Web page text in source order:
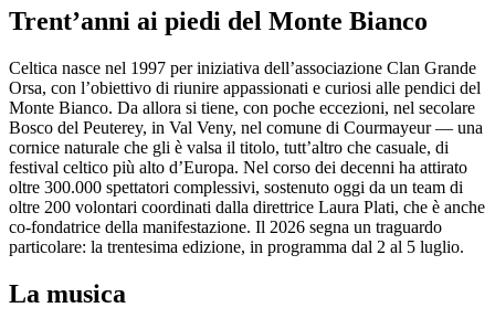
Trent’anni ai piedi del Monte Bianco
Celtica nasce nel 1997 per iniziativa dell’associazione Clan Grande
Orsa, con l’obiettivo di riunire appassionati e curiosi alle pendici del
Monte Bianco. Da allora si tiene, con poche eccezioni, nel secolare
Bosco del Peuterey, in Val Veny, nel comune di Courmayeur — una
cornice naturale che gli è valsa il titolo, tutt’altro che casuale, di
festival celtico più alto d’Europa. Nel corso dei decenni ha attirato
oltre 300.000 spettatori complessivi, sostenuto oggi da un team di
oltre 200 volontari coordinati dalla direttrice Laura Plati, che è anche
co-fondatrice della manifestazione. Il 2026 segna un traguardo
particolare: la trentesima edizione, in programma dal 2 al 5 luglio.
La musica